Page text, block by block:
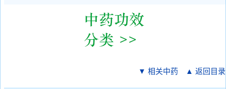
▼ 相关中药 ▲ 返回目录